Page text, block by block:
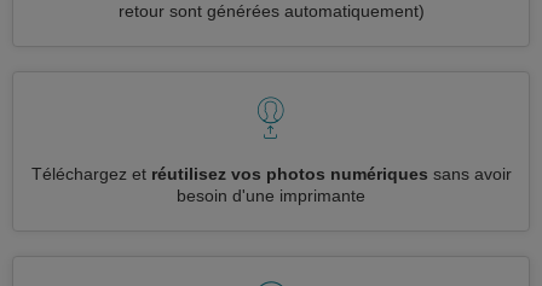
retour sont générées automatiquement)
Téléchargez et réutilisez vos photos numériques sans avoir
besoin d'une imprimante